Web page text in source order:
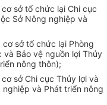
sở tổ chức lại Chi cục
Sở Nông nghiệp và
sở tổ chức lại Phòng
và Bảo vệ nguồn lợi Thủy
ển nông thôn);
cơ sở Chi cục Thủy lợi và
và Phát triển nông